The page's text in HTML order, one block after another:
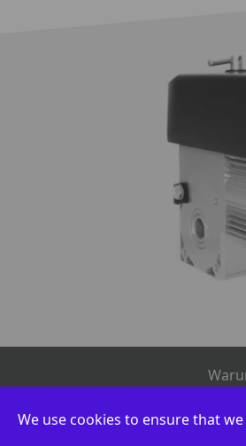
We use cookies to ensure that